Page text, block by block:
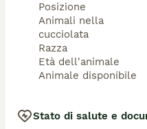
vaccinato,
obbligatorio, adottabile
Per info sulla sua
Se non rispondiamo
Posizione
Animali nella
cucciolata
Razza
Età dell'animale
Animale disponibile
Stato di salute e